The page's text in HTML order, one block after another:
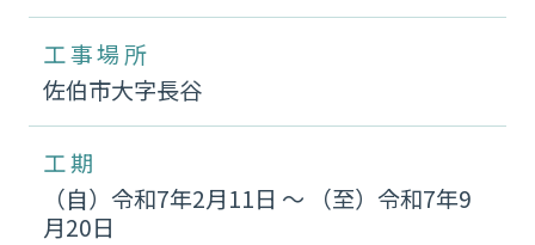
工事場所
佐伯市大字長谷
工期
（自）令和7年2月11日 〜 （至）令和7年9
月20日